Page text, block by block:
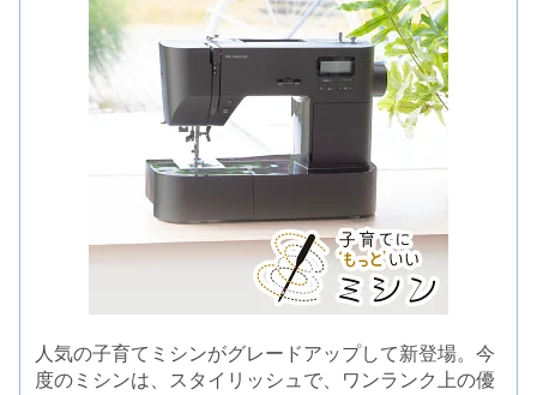
人気の子育てミシンがグレードアップして新登場。今
度のミシンは、スタイリッシュで、ワンランク上の優